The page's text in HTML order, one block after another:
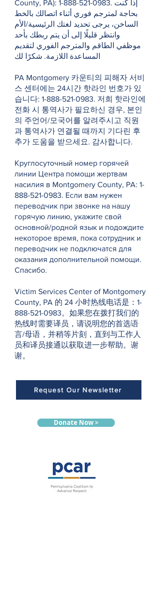
County, PA): 1-888-521-0983. إذا كنت
بحاجة لمترجم فوري أثناء اتصالك بالخط
الساخن، يرجى تحديد لغتك الرئيسية/الأم
وانتظر قليلًا إلى أن يتم ربطك بأحد
موظفي الطاقم والمترجم الفوري لتقديم
المساعدة اللازمة. شكرًا لك
PA Montgomery 카운티의 피해자 서비
스 센터에는 24시간 핫라인 번호가 있
습니다: 1-888-521-0983. 저희 핫라인에
전화 시 통역사가 필요하신 경우, 본인
의 주언어/모국어를 알려주시고 직원
과 통역사가 연결될 때까지 기다린 후
추가 도움을 받으세요. 감사합니다.
Круглосуточный номер горячей
линии Центра помощи жертвам
насилия в Montgomery County, PA: 1-
888-521-0983. Если вам нужен
переводчик при звонке на нашу
горячую линию, укажите свой
основной/родной язык и подождите
некоторое время, пока сотрудник и
переводчик не подключатся для
оказания дополнительной помощи.
Спасибо.
Victim Services Center of Montgomery
County, PA 的 24 小时热线电话是：1-
888-521-0983。如果您在拨打我们的
热线时需要译员，请说明您的首选语
言/母语，并稍等片刻，直到与工作人
员和译员接通以获取进一步帮助。谢
谢。
Request Our Newsletter
Donate Now >